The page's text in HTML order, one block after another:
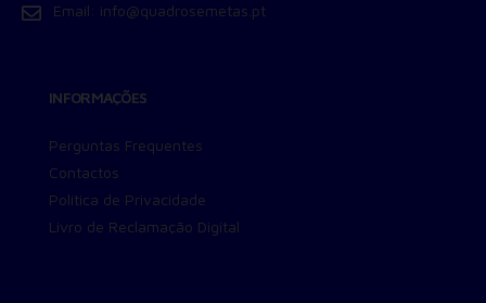
Email: info@quadrosemetas.pt
INFORMAÇÕES
Perguntas Frequentes
Contactos
Política de Privacidade
Livro de Reclamação Digital